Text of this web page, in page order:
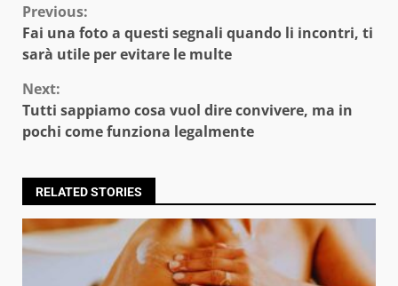
Continue
Reading
Previous:
Fai una foto a questi segnali quando li incontri, ti
sarà utile per evitare le multe
Next:
Tutti sappiamo cosa vuol dire convivere, ma in
pochi come funziona legalmente
RELATED STORIES